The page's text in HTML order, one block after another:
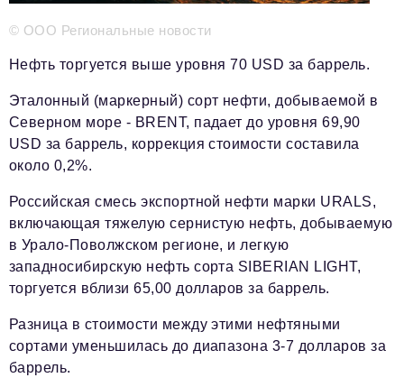
partner@business-magazine.online
© ООО Региональные новости
Нефть торгуется выше уровня 70 USD за баррель.
Эталонный (маркерный) сорт нефти, добываемой в
Северном море - BRENT, падает до уровня 69,90
USD за баррель, коррекция стоимости составила
около 0,2%.
Российская смесь экспортной нефти марки URALS,
включающая тяжелую сернистую нефть, добываемую
в Урало-Поволжском регионе, и легкую
западносибирскую нефть сорта SIBERIAN LIGHT,
торгуется вблизи 65,00 долларов за баррель.
Разница в стоимости между этими нефтяными
сортами уменьшилась до диапазона 3-7 долларов за
баррель.